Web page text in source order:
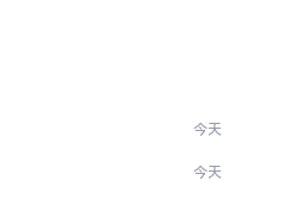
今天
今天